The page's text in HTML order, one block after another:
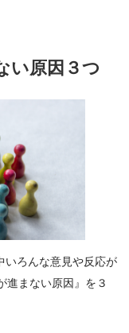
い原因３つ
いろんな意見や反応が
進まない原因』を３